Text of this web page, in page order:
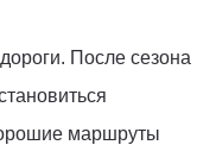
После сезона
маршруты